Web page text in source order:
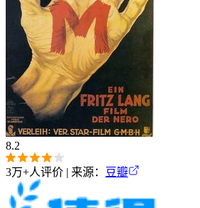
8.2
3万+人评价 | 来源： 豆瓣